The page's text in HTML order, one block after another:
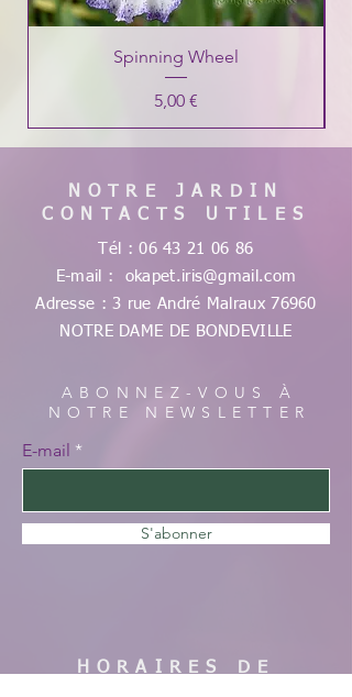
Spinning Wheel
Prix
5,00 €
NOTRE JARDIN
CONTACTS UTILES
Tél :06 43 21 06 86
E-mail : okapet.iris@gmail.com
Adresse : 3 rue André Malraux 76960
NOTRE DAME DE BONDEVILLE
ABONNEZ-VOUS À
NOTRE NEWSLETTER
E-mail
S'abonner
HORAIRES DE